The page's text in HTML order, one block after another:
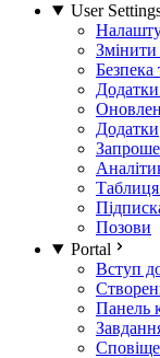
User
Безпека
Додатки
Таблиця
Позови
Portal
Вступ
Панель